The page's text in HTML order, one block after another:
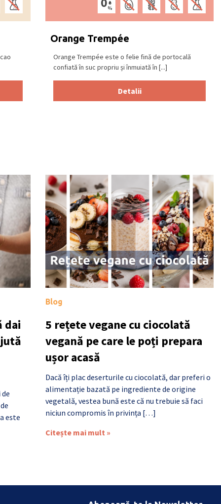
Orange Trempée
Orange Trempée este o felie fină de portocală
confiată în suc propriu și înmuiată în [...]
Detalii
dai
este
Blog
5 rețete vegane cu ciocolată
vegană pe care le poți prepara
ușor acasă
Dacă îți plac deserturile cu ciocolată, dar preferi o
alimentație bazată pe ingrediente de origine
vegetală, vestea bună este că nu trebuie să faci
niciun compromis în privința […]
Citește mai mult »